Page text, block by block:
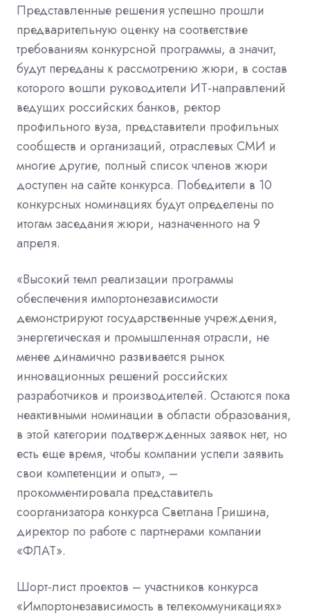
Представленные решения успешно прошли
предварительную оценку на соответствие
требованиям конкурсной программы, а значит,
будут переданы к рассмотрению жюри, в состав
которого вошли руководители ИТ-направлений
ведущих российских банков, ректор
профильного вуза, представители профильных
сообществ и организаций, отраслевых СМИ и
многие другие, полный список членов жюри
доступен на сайте конкурса. Победители в 10
конкурсных номинациях будут определены по
итогам заседания жюри, назначенного на 9
апреля.
«Высокий темп реализации программы
обеспечения импортонезависимости
демонстрируют государственные учреждения,
энергетическая и промышленная отрасли, не
менее динамично развивается рынок
инновационных решений российских
разработчиков и производителей. Остаются пока
неактивными номинации в области образования,
в этой категории подтвержденных заявок нет, но
есть еще время, чтобы компании успели заявить
свои компетенции и опыт», –
прокомментировала представитель
соорганизатора конкурса Светлана Гришина,
директор по работе с партнерами компании
«ФЛАТ».
Шорт-лист проектов – участников конкурса
«Импортонезависимость в телекоммуникациях»